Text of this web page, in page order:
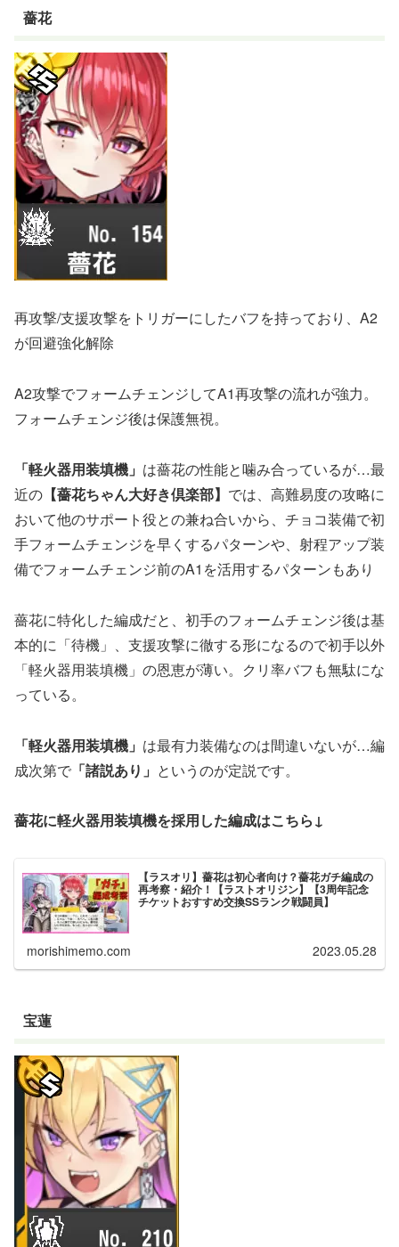
薔花
再攻撃/支援攻撃をトリガーにしたバフを持っており、A2
が回避強化解除
A2攻撃でフォームチェンジしてA1再攻撃の流れが強力。
フォームチェンジ後は保護無視。
「軽火器用装填機」 は薔花の性能と噛み合っているが…最
近の 【薔花ちゃん大好き倶楽部】 では、高難易度の攻略に
おいて他のサポート役との兼ね合いから、チョコ装備で初
手フォームチェンジを早くするパターンや、射程アップ装
備でフォームチェンジ前のA1を活用するパターンもあり
薔花に特化した編成だと、初手のフォームチェンジ後は基
本的に「待機」、支援攻撃に徹する形になるので初手以外
「軽火器用装填機」の恩恵が薄い。クリ率バフも無駄にな
っている。
「軽火器用装填機」 は最有力装備なのは間違いないが…編
成次第で 「諸説あり」 というのが定説です。
薔花に軽火器用装填機を採用した編成はこちら↓
【ラスオリ】薔花は初心者向け？薔花ガチ編成の
再考察・紹介！【ラストオリジン】【3周年記念
チケットおすすめ交換SSランク戦闘員】
morishimemo.com 2023.05.28
宝蓮